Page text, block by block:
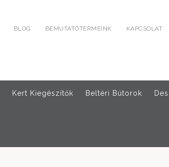
BLOG BEMUTATÓTERMEINK KAPCSOLAT
Kert Kiegészítők Beltéri Bútorok